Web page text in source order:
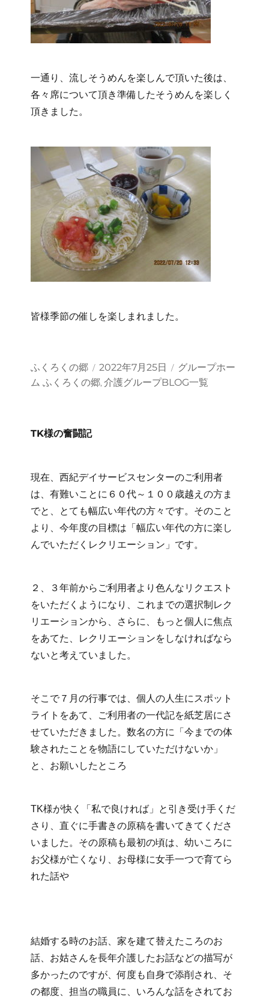
一通り、流しそうめんを楽しんで頂いた後は、
各々席について頂き準備したそうめんを楽しく
頂きました。
皆様季節の催しを楽しまれました。
投
稿
ふくろくの郷
投
稿
日:
2022年7月25日
カ
テ
グループホー
ム ふくろくの郷,介護グループBLOG一覧
TK様の奮闘記
現在、西紀デイサービスセンターのご利用者
は、有難いことに６０代～１００歳越えの方ま
でと、とても幅広い年代の方々です。そのこと
より、今年度の目標は「幅広い年代の方に楽し
んでいただくレクリエーション」です。
２、３年前からご利用者より色んなリクエスト
をいただくようになり、これまでの選択制レク
リエーションから、さらに、もっと個人に焦点
をあてた、レクリエーションをしなければなら
ないと考えていました。
そこで７月の行事では、個人の人生にスポット
ライトをあて、ご利用者の一代記を紙芝居にさ
せていただきました。数名の方に「今までの体
験されたことを物語にしていただけないか」
と、お願いしたところ
TK様が快く「私で良ければ」と引き受け手くだ
さり、直ぐに手書きの原稿を書いてきてくださ
いました。その原稿も最初の頃は、幼いころに
お父様が亡くなり、お母様に女手一つで育てら
れた話や
結婚する時のお話、家を建て替えたころのお
話、お姑さんを長年介護したお話などの描写が
多かったのですが、何度も自身で添削され、そ
の都度、担当の職員に、いろんな話をされてお